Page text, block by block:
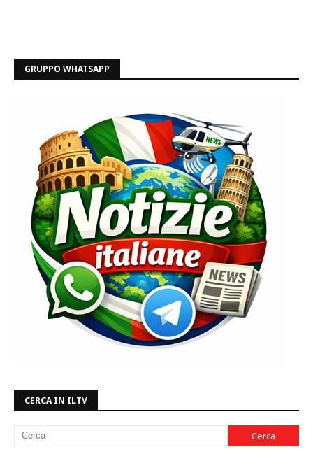
GRUPPO WHATSAPP
CERCA IN ILTV